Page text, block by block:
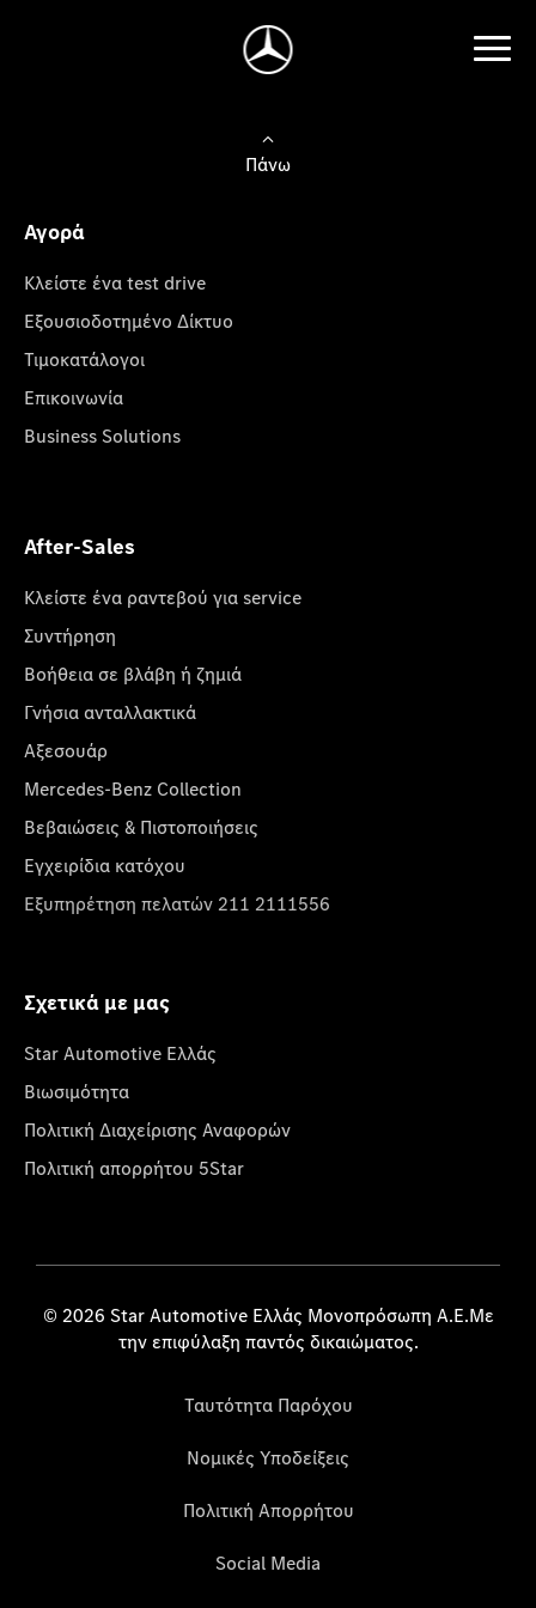
Πάνω
Αγορά
Κλείστε ένα test drive
Εξουσιοδοτημένο Δίκτυο
Τιμοκατάλογοι
Επικοινωνία
Business Solutions
After-Sales
Κλείστε ένα ραντεβού για service
Συντήρηση
Βοήθεια σε βλάβη ή ζημιά
Γνήσια ανταλλακτικά
Αξεσουάρ
Mercedes-Benz Collection
Βεβαιώσεις & Πιστοποιήσεις
Εγχειρίδια κατόχου
Εξυπηρέτηση πελατών 211 2111556
Σχετικά με μας
Star Automotive Ελλάς
Βιωσιμότητα
Πολιτική Διαχείρισης Αναφορών
Πολιτική απορρήτου 5Star
© 2026 Star Automotive Ελλάς Μονοπρόσωπη Α.Ε.Με
την επιφύλαξη παντός δικαιώματος.
Ταυτότητα Παρόχου
Νομικές Υποδείξεις
Πολιτική Απορρήτου
Social Media